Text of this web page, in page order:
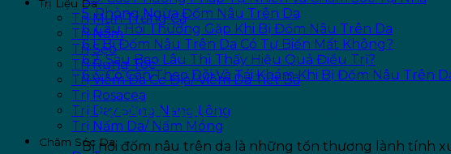
Trị Liệu Da
Trị Mụn Trứng Cá
Trị Nám
Trị Sẹo
Trị Rụng Tóc
Trị Viêm Da Cơ Địa/ Viêm Da Tiết Bã
Trị Rosacea
Trị Dày Sừng Nang Lông
Trị Nấm Da/ Nấm Móng
Chăm Sóc Da
5. Phòng Ngừa Đốm Nâu Trên Da
6. Câu Hỏi Thường Gặp Khi Bị Đốm Nâu Trên Da
6.1. Bị Đốm Nâu Trên Da Có Tự Biến Mất Không?
6.2. Sau Bao Lâu Thì Thấy Hiệu Quả Điều Trị?
6.3. Có Cần Theo Dõi Và Tái Khám Khi Bị Đốm Nâu Trên
1. Bị Đốm Nâu Trên Da Là Bị Gì? Các
Bị nổi đốm nâu trên da là những tổn thương lành tính